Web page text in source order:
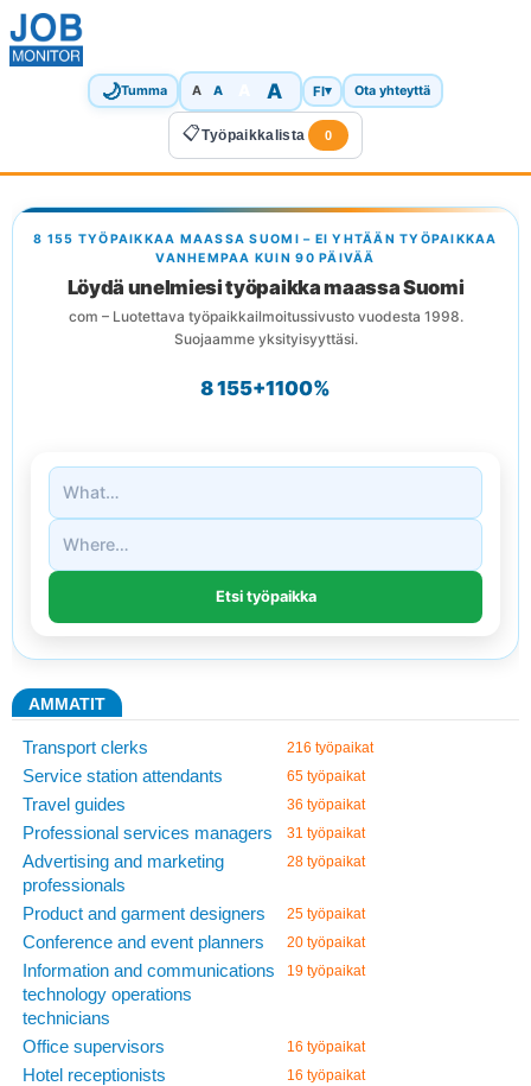
🌙Tumma A A A FI▾ Ota yhteyttä
📋Työpaikkalista 0
8 155 TYÖPAIKKAA MAASSA SUOMI – EI YHTÄÄN TYÖPAIKKAA
VANHEMPAA KUIN 90 PÄIVÄÄ
Löydä unelmiesi työpaikka maassa Suomi
com – Luotettava työpaikkailmoitussivusto vuodesta 1998.
Suojaamme yksityisyyttäsi.
8 155+1100%
AMMATIT
Transport clerks 216 työpaikat
Service station attendants 65 työpaikat
Travel guides 36 työpaikat
Professional services managers 31 työpaikat
Advertising and marketing
professionals
28 työpaikat
Product and garment designers 25 työpaikat
Conference and event planners 20 työpaikat
Information and communications
technology operations
technicians
19 työpaikat
Office supervisors 16 työpaikat
Hotel receptionists 16 työpaikat